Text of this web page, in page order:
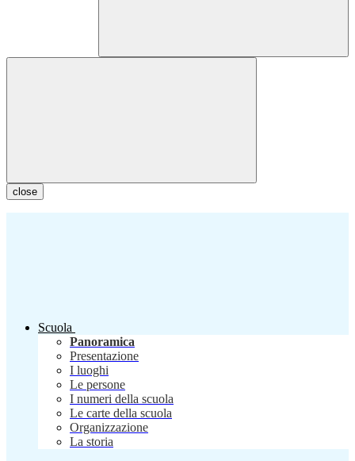
close
Scuola
Panoramica
Presentazione
I luoghi
Le persone
I numeri della scuola
Le carte della scuola
Organizzazione
La storia